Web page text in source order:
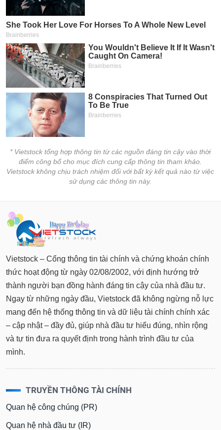
* Vietstock tổng hợp thông tin từ các nguồn đáng tin cậy vào thời
điểm công bố cho mục đích cung cấp thông tin tham khảo.
Vietstock không chịu trách nhiệm đối với bất kỳ kết quả nào từ việc
sử dụng các thông tin này.
Vietstock – Cổng thông tin tài chính và chứng khoán chính
thức hoạt động từ ngày 02/08/2002, với định hướng trở
thành người bạn đồng hành đáng tin cậy của nhà đầu tư.
Ngay từ những ngày đầu, Vietstock đã không ngừng nỗ lực
mang đến hệ thống thông tin và dữ liệu tài chính chính xác
– cập nhật – đầy đủ, giúp nhà đầu tư hiểu đúng, nhìn rộng
và tự tin đưa ra quyết định trong hành trình đầu tư của
mình.
TRUYỀN THÔNG TÀI CHÍNH
Quan hệ công chúng (PR)
Quan hệ nhà đầu tư (IR)
Công
cụ
đầu
tư
Truyền
tài
tài
chính